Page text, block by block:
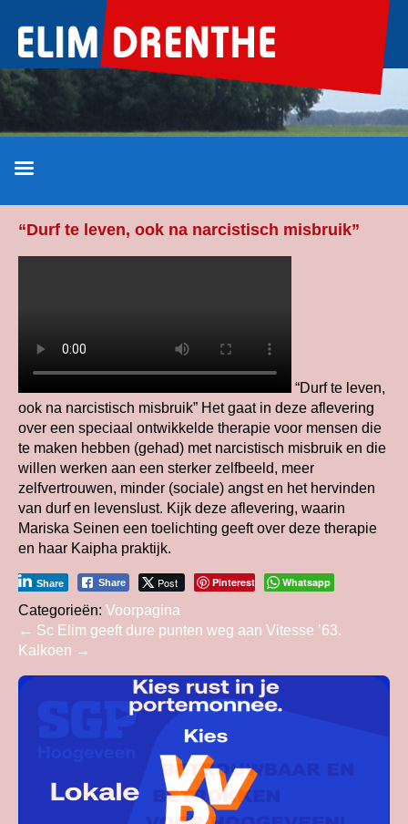
naar
inhoud
“Durf te leven, ook na narcistisch misbruik”
“Durf te leven,
ook na narcistisch misbruik” Het gaat in deze aflevering
over een speciaal ontwikkelde therapie voor mensen die
te maken hebben (gehad) met narcistisch misbruik en die
willen werken aan een sterker zelfbeeld, meer
zelfvertrouwen, minder (sociale) angst en het hervinden
van durf en levenslust. Kijk deze aflevering, waarin
Mariska Seinen een toelichting geeft over deze therapie
en haar Kaipha praktijk.
Share Post
Share Pinterest Whatsapp
Categorieën: Voorpagina
Bericht
navigatie
← Sc Elim geeft dure punten weg aan Vitesse ’63.
Kalkoen →